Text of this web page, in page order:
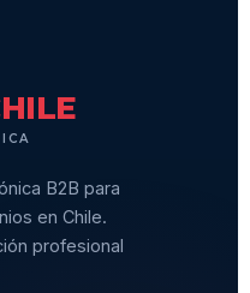
B2B para
en Chile.
profesional